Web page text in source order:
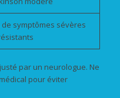
de symptômes sévères
par un neurologue. Ne
pour éviter